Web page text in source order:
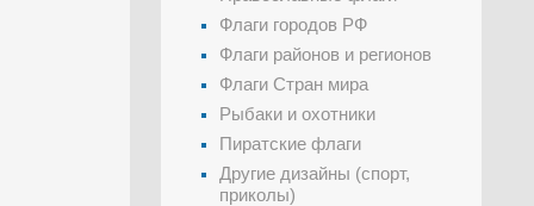
Флаги городов РФ
Флаги районов и регионов
Флаги Стран мира
Рыбаки и охотники
Пиратские флаги
Другие дизайны (спорт,
приколы)